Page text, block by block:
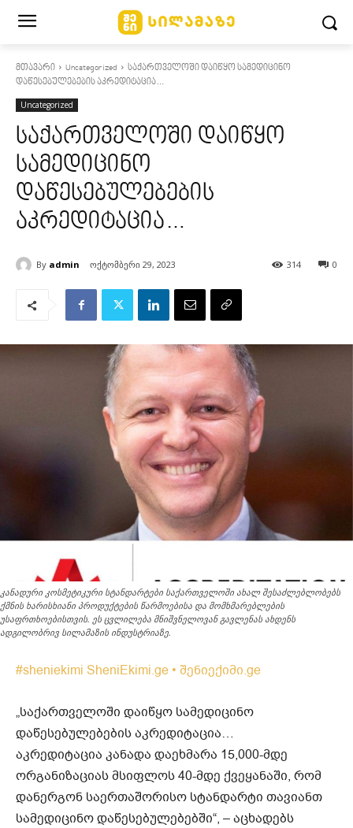
მთავარი Uncategorized
საქართველოში დაიწყო სამედიცინო
დაწესებულებების აკრედიტაცია…
Uncategorized
საქართველოში დაიწყო
სამედიცინო
დაწესებულებების
აკრედიტაცია…
By admin ოქტომბერი 29, 2023 0
314
კანადური კოსმეტიკური სტანდარტები საქართველოში ახალ შესაძლებლობებს
ქმნის ხარისხიანი პროდუქტების წარმოებისა და მომხმარებლების
უსაფრთხოებისთვის. ეს ცვლილება მნიშვნელოვან გავლენას ახდენს
ადგილობრივ სილამაზის ინდუსტრიაზე.
#sheniekimi SheniEkimi.ge • შენიექიმი.ge
„საქართველოში დაიწყო სამედიცინო
დაწესებულებების აკრედიტაცია…
აკრედიტაცია კანადა დაეხმარა 15,000-მდე
ორგანიზაციას მსიფლოს 40-მდე ქვეყანაში, რომ
დანერგონ საერთაშორისო სტანდარტი თავიანთ
სამედიცინო დაწესებულებებში“, – აცხადებს